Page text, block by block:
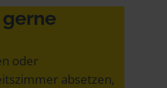
oder
absetzen,